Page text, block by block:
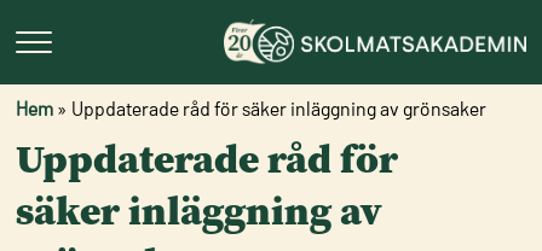
Hem » Uppdaterade råd för säker inläggning av grönsaker
Uppdaterade råd för
säker inläggning av